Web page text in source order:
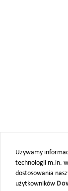
Używamy
technologii m.in.
dostosowania
użytkowników